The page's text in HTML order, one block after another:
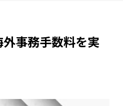
事務手数料を実